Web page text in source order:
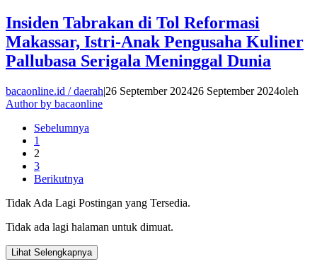
Insiden Tabrakan di Tol Reformasi
Makassar, Istri-Anak Pengusaha Kuliner
Pallubasa Serigala Meninggal Dunia
bacaonline.id / daerah|26 September 202426 September 2024oleh
Author by bacaonline
Sebelumnya
1
2
3
Berikutnya
Tidak Ada Lagi Postingan yang Tersedia.
Tidak ada lagi halaman untuk dimuat.
Lihat Selengkapnya